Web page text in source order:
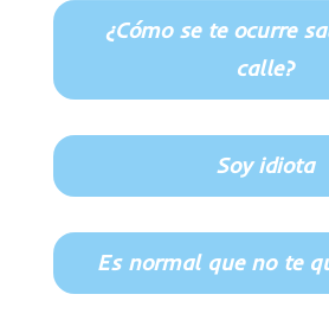
¿Cómo se te ocurre
calle?
Soy idiota
Es normal que no te